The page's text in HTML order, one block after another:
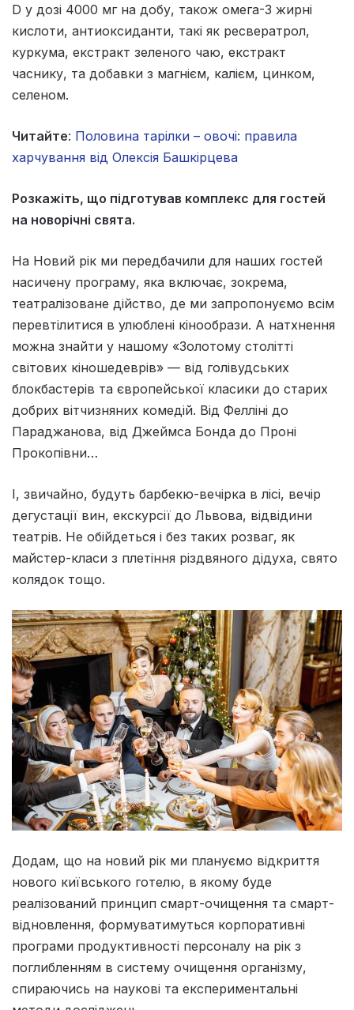
D у дозі 4000 мг на добу, також омега-3 жирні
кислоти, антиоксиданти, такі як ресвератрол,
куркума, екстракт зеленого чаю, екстракт
часнику, та добавки з магнієм, калієм, цинком,
селеном.
Читайте: Половина тарілки – овочі: правила
харчування від Олексія Башкірцева
Розкажіть, що підготував комплекс для гостей
на новорічні свята.
На Новий рік ми передбачили для наших гостей
насичену програму, яка включає, зокрема,
театралізоване дійство, де ми запропонуємо всім
перевтілитися в улюблені кінообрази. А натхнення
можна знайти у нашому «Золотому столітті
світових кіношедеврів» — від голівудських
блокбастерів та європейської класики до старих
добрих вітчизняних комедій. Від Фелліні до
Параджанова, від Джеймса Бонда до Проні
Прокопівни…
І, звичайно, будуть барбекю-вечірка в лісі, вечір
дегустації вин, екскурсії до Львова, відвідини
театрів. Не обійдеться і без таких розваг, як
майстер-класи з плетіння різдвяного дідуха, свято
колядок тощо.
Додам, що на новий рік ми плануємо відкриття
нового київського готелю, в якому буде
реалізований принцип смарт-очищення та смарт-
відновлення, формуватимуться корпоративні
програми продуктивності персоналу на рік з
поглибленням в систему очищення організму,
спираючись на наукові та експериментальні